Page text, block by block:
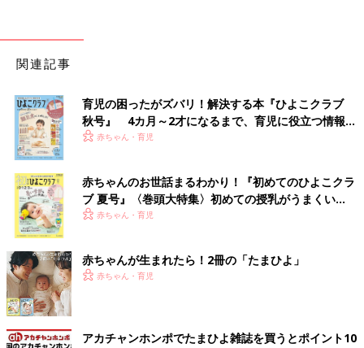
関連記事
育児の困ったがズバリ！解決する本『ひよこクラブ
秋号』 4カ月～2才になるまで、育児に役立つ情報が
いっぱい！
赤ちゃん・育児
赤ちゃんのお世話まるわかり！『初めてのひよこクラ
ブ 夏号』〈巻頭大特集〉初めての授乳がうまくい
く！ おっぱい・ミルクの基本と夏のトラブル 解決テ
赤ちゃん・育児
赤ちゃんが生まれたら！2冊の「たまひよ」
赤ちゃん・育児
アカチャンホンポでたまひよ雑誌を買うとポイント10